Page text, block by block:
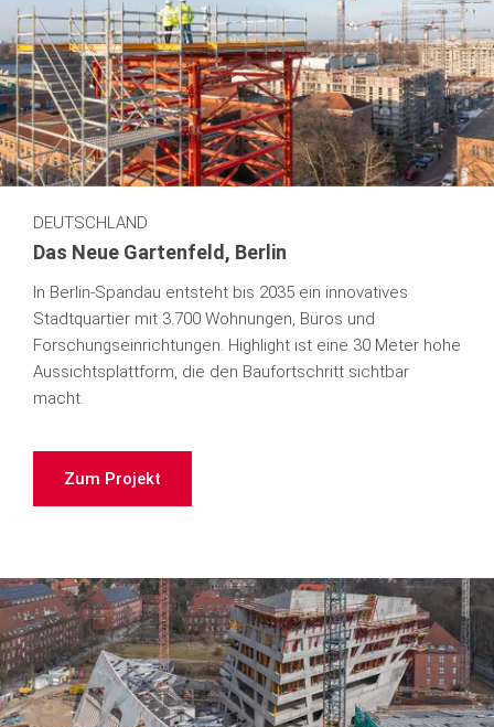
DEUTSCHLAND
Das Neue Gartenfeld, Berlin
In Berlin-Spandau entsteht bis 2035 ein innovatives
Stadtquartier mit 3.700 Wohnungen, Büros und
Forschungseinrichtungen. Highlight ist eine 30 Meter hohe
Aussichtsplattform, die den Baufortschritt sichtbar
macht.
Zum Projekt